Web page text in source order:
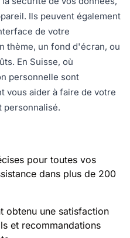
Ils peuvent également
de votre
thème, un fond d'écran, ou
En Suisse, où
personnelle sont
vous aider à faire de votre
personnalisé.
pour toutes vos
dans plus de 200
obtenu une satisfaction
et recommandations